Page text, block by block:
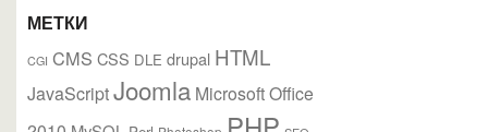
МЕТКИ
CGI CMS CSS DLE drupal HTML
JavaScriptJoomla Microsoft Office